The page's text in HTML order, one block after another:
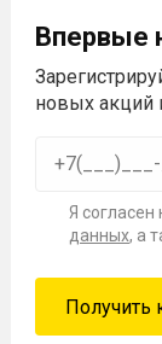
Впервые
новых акций
Я согласен
данных, а